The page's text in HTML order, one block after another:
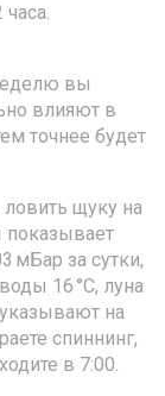
часа.
вы
влияют в
точнее будет
щуку на
показывает
мБар за сутки,
16 °C, луна
на
спиннинг,
в 7:00.